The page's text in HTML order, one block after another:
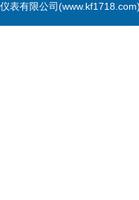
表有限公司